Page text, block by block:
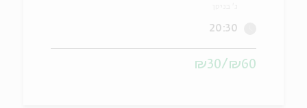
20:30
₪60/₪30